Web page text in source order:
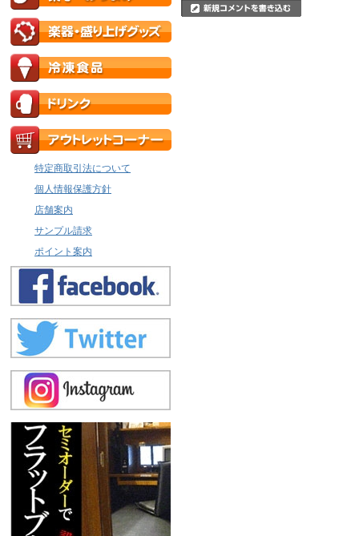
特定商取引法について
個人情報保護方針
店舗案内
サンプル請求
ポイント案内